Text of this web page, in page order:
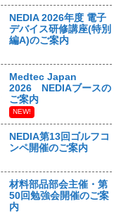
NEDIA 2026年度 電子
デバイス研修講座(特別
編A)のご案内
Medtec Japan
2026 NEDIAブースの
ご案内
NEW!
NEDIA第13回ゴルフコ
ンペ開催のご案内
材料部品部会主催・第
50回勉強会開催のご案
内